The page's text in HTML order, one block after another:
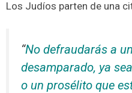
Los Judíos parten de una
“No defraudarás a
desamparado, ya
o un prosélito que